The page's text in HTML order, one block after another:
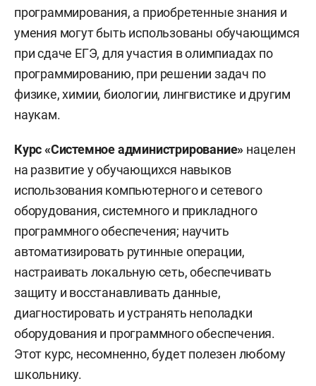
программирования, а приобретенные знания и
умения могут быть использованы обучающимся
при сдаче ЕГЭ, для участия в олимпиадах по
программированию, при решении задач по
физике, химии, биологии, лингвистике и другим
наукам.
Курс «Системное администрирование» нацелен
на развитие у обучающихся навыков
использования компьютерного и сетевого
оборудования, системного и прикладного
программного обеспечения; научить
автоматизировать рутинные операции,
настраивать локальную сеть, обеспечивать
защиту и восстанавливать данные,
диагностировать и устранять неполадки
оборудования и программного обеспечения.
Этот курс, несомненно, будет полезен любому
школьнику.